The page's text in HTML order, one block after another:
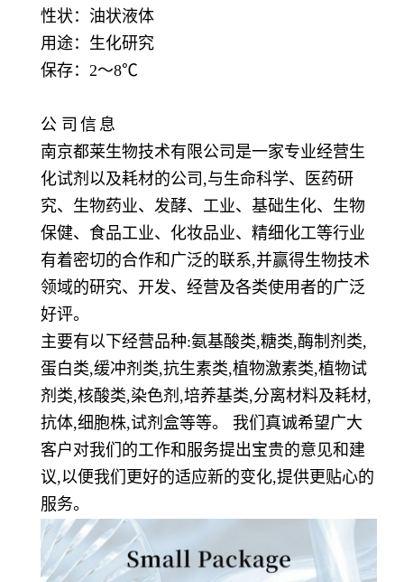
性状：油状液体
用途：生化研究
保存： 2～8℃
公 司 信 息
南京都莱生物技术有限公司是一家专业经营生
化试剂以及耗材的公司,与生命科学、医药研
究、生物药业、发酵、工业、基础生化、生物
保健、食品工业、化妆品业、精细化工等行业
有着密切的合作和广泛的联系,并赢得生物技术
领域的研究、开发、经营及各类使用者的广泛
好评。
主要有以下经营品种:氨基酸类,糖类,酶制剂类,
蛋白类,缓冲剂类,抗生素类,植物激素类,植物试
剂类,核酸类,染色剂,培养基类,分离材料及耗材,
抗体,细胞株,试剂盒等等。 我们真诚希望广大
客户对我们的工作和服务提出宝贵的意见和建
议,以便我们更好的适应新的变化,提供更贴心的
服务。